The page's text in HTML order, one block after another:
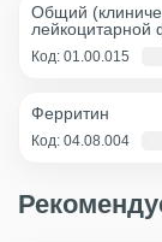
Общий
Код: 01.00.015
Ферритин
Код: 04.08.004